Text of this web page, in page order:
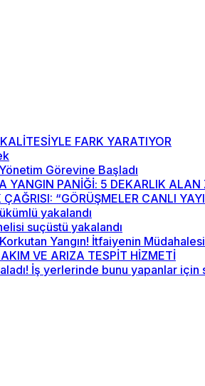
FARK YARATIYOR
Görevine Başladı
YANGIN PANİĞİ: 5 DEKARLIK ALAN
ÇAĞRISI: “GÖRÜŞMELER CANLI
yakalandı
suçüstü yakalandı
Yangın! İtfaiyenin
VE ARIZA TESPİT HİZMETİ